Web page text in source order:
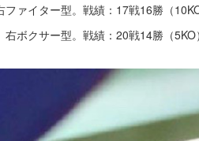
ァイター型。戦績：17戦16勝（
ボクサー型。戦績：20戦14勝（